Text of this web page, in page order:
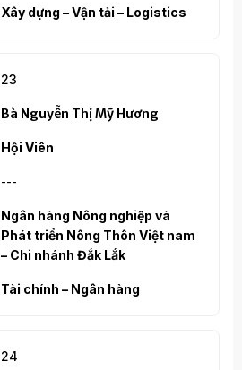
Xây dựng – Vận tải – Logistics
23
Bà Nguyễn Thị Mỹ Hương
Hội Viên
---
Ngân hàng Nông nghiệp và
Phát triển Nông Thôn Việt nam
– Chi nhánh Đắk Lắk
Tài chính – Ngân hàng
24